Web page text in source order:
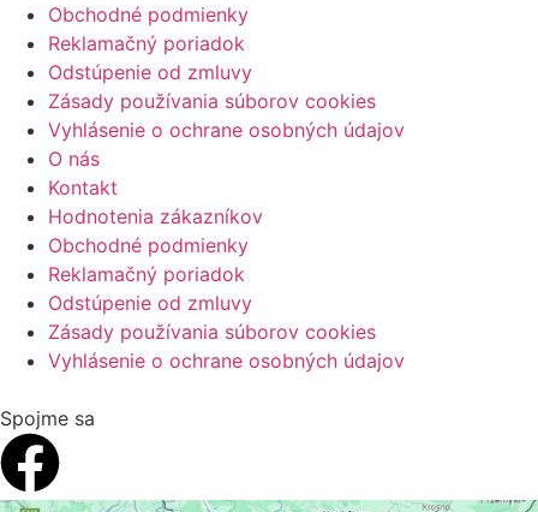
Obchodné podmienky
Reklamačný poriadok
Odstúpenie od zmluvy
Zásady používania súborov cookies
Vyhlásenie o ochrane osobných údajov
O nás
Kontakt
Hodnotenia zákazníkov
Obchodné podmienky
Reklamačný poriadok
Odstúpenie od zmluvy
Zásady používania súborov cookies
Vyhlásenie o ochrane osobných údajov
Spojme sa